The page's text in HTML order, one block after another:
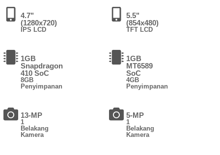
4.7"
(1280x720)
IPS LCD
1GB
Snapdragon
410 SoC
8GB
Penyimpanan
13-MP
1
Belakang
Kamera
5.5"
(854x480)
TFT LCD
1GB
MT6589
SoC
4GB
Penyimpanan
5-MP
1
Belakang
Kamera